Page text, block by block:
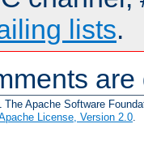
lists.
The Apache Software
License, Version 2.0